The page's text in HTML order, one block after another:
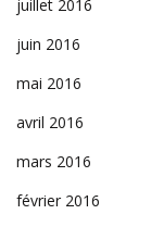
juillet 2016
juin 2016
mai 2016
avril 2016
mars 2016
février 2016